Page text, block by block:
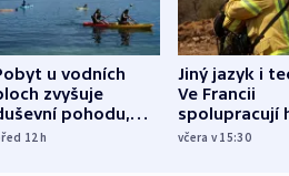
u vodních
zvyšuje
pohodu,
12h
Jiný jazyk i
Ve Francii
spolupracují
různých zemí
včera v 15:30